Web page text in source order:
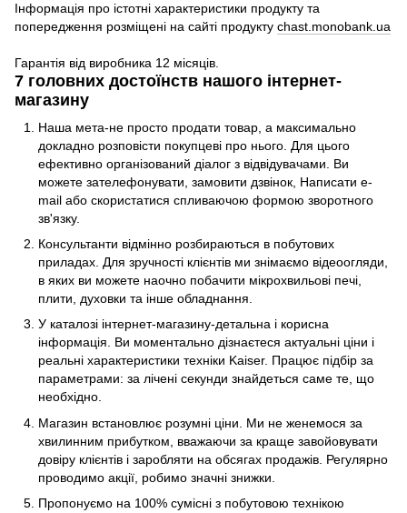
Інформація про істотні характеристики продукту та
попередження розміщені на сайті продукту chast.monobank.ua
Гарантія від виробника 12 місяців.
7 головних достоїнств нашого інтернет-
магазину
Наша мета-не просто продати товар, а максимально
докладно розповісти покупцеві про нього. Для цього
ефективно організований діалог з відвідувачами. Ви
можете зателефонувати, замовити дзвінок, Написати e-
mail або скористатися спливаючою формою зворотного
зв'язку.
Консультанти відмінно розбираються в побутових
приладах. Для зручності клієнтів ми знімаємо відеоогляди,
в яких ви можете наочно побачити мікрохвильові печі,
плити, духовки та інше обладнання.
У каталозі інтернет-магазину-детальна і корисна
інформація. Ви моментально дізнаєтеся актуальні ціни і
реальні характеристики техніки Kaiser. Працює підбір за
параметрами: за лічені секунди знайдеться саме те, що
необхідно.
Магазин встановлює розумні ціни. Ми не женемося за
хвилинним прибутком, вважаючи за краще завойовувати
довіру клієнтів і заробляти на обсягах продажів. Регулярно
проводимо акції, робимо значні знижки.
Пропонуємо на 100% сумісні з побутовою технікою